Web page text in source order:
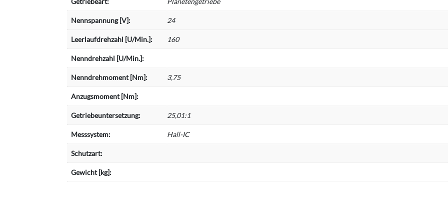
Nennspannung [V]: 24
Leerlaufdrehzahl [U/Min.]: 160
Nenndrehzahl [U/Min.]:
Nenndrehmoment [Nm]: 3,75
Anzugsmoment [Nm]:
Getriebeuntersetzung: 25,01:1
Messsystem: Hall-IC
Schutzart:
Gewicht [kg]: